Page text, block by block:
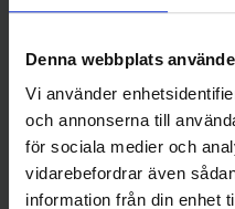
Denna webbplats
Vi använder
och annonserna till
för sociala medier och
vidarebefordrar även
information från din enhet